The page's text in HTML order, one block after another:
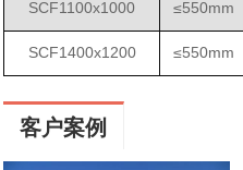
SCF1100x1000 ≤550mm
SCF1400x1200 ≤550mm
客户案例